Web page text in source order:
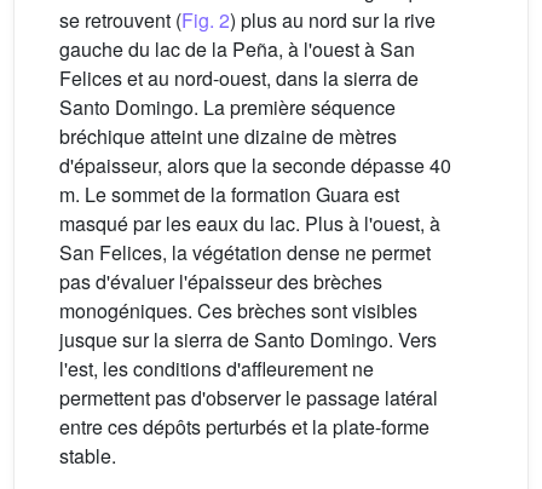
se retrouvent (Fig. 2) plus au nord sur la rive
gauche du lac de la Peña, à l'ouest à San
Felices et au nord-ouest, dans la sierra de
Santo Domingo. La première séquence
bréchique atteint une dizaine de mètres
d'épaisseur, alors que la seconde dépasse 40
m. Le sommet de la formation Guara est
masqué par les eaux du lac. Plus à l'ouest, à
San Felices, la végétation dense ne permet
pas d'évaluer l'épaisseur des brèches
monogéniques. Ces brèches sont visibles
jusque sur la sierra de Santo Domingo. Vers
l'est, les conditions d'affleurement ne
permettent pas d'observer le passage latéral
entre ces dépôts perturbés et la plate-forme
stable.